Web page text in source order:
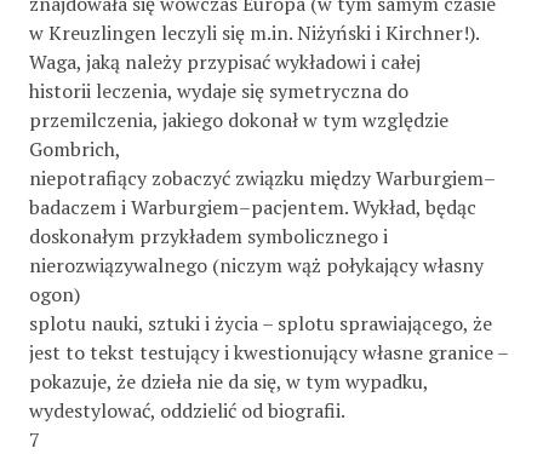
w Kreuzlingen leczyli się m.in. Niżyński i Kirchner!).
Waga, jaką należy przypisać wykładowi i całej
historii leczenia, wydaje się symetryczna do
przemilczenia, jakiego dokonał w tym względzie
Gombrich,
niepotrafiący zobaczyć związku między Warburgiem–
badaczem i Warburgiem–pacjentem. Wykład, będąc
doskonałym przykładem symbolicznego i
nierozwiązywalnego (niczym wąż połykający własny
ogon)
splotu nauki, sztuki i życia – splotu sprawiającego, że
jest to tekst testujący i kwestionujący własne granice –
pokazuje, że dzieła nie da się, w tym wypadku,
wydestylować, oddzielić od biografii.
7